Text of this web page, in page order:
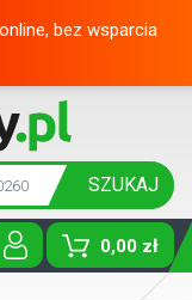
bez wsparcia
SZUKAJ
0,00 zł
Toggle